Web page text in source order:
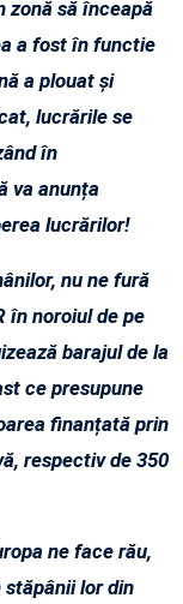
zonă să înceapă
a fost în functie
a plouat și
lucrările se
în
va anunța
lucrărilor!
nu ne fură
în noroiul de pe
barajul de la
ce presupune
finanțată prin
respectiv de 350
ne face rău,
stăpânii lor din